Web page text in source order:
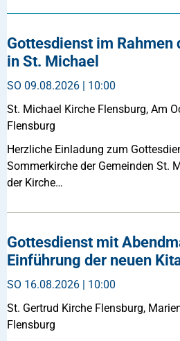
Gottesdienst im
in St. Michael
SO 09.08.2026 | 10:00
St. Michael Kirche Flensburg, Am
Flensburg
Herzliche Einladung zum
Sommerkirche der Gemeinden St.
der Kirche…
Gottesdienst mit
Einführung der neuen
SO 16.08.2026 | 10:00
St. Gertrud Kirche Flensburg,
Flensburg